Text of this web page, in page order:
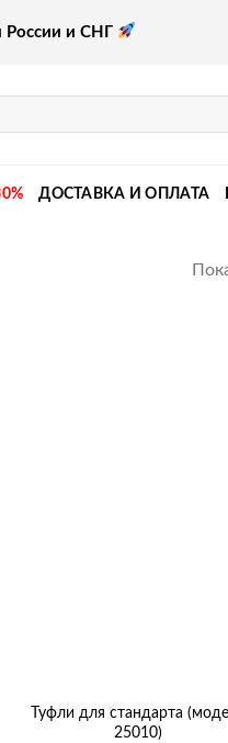
России и СНГ
ДОСТАВКА И ОПЛАТА
Туфли для стандарта
25010)